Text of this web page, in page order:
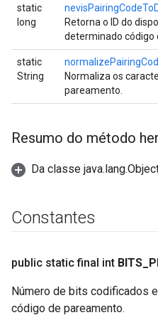
static
long
Retorna o ID do
determinado código
static
String
Normaliza os
pareamento.
Resumo do método
Da classe
Constantes
public static final int BITS
Número de bits codificados
código de pareamento.